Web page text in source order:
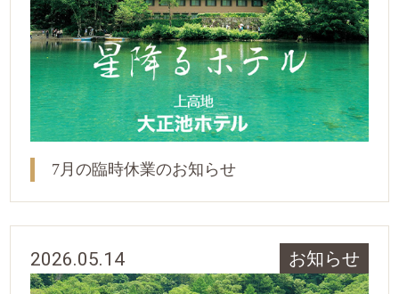
7月の臨時休業のお知らせ
2026.05.14 お知らせ